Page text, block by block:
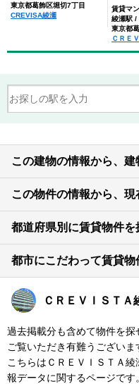
東京都葛飾区堀切7丁目
CREVISA綾瀬
賃貸マ
綾瀬駅 /
東京都
ＣＲＥ
この建物の情報から、
この物件の情報から、
都道府県別に賃貸物件を
都市にこだわって賃貸物
ＣＲＥＶＩＳＴＡ
過去掲載分も含めて物件を
ご覧いただき有難うございま
こちらはＣＲＥＶＩＳＴＡ
報データに関するページで